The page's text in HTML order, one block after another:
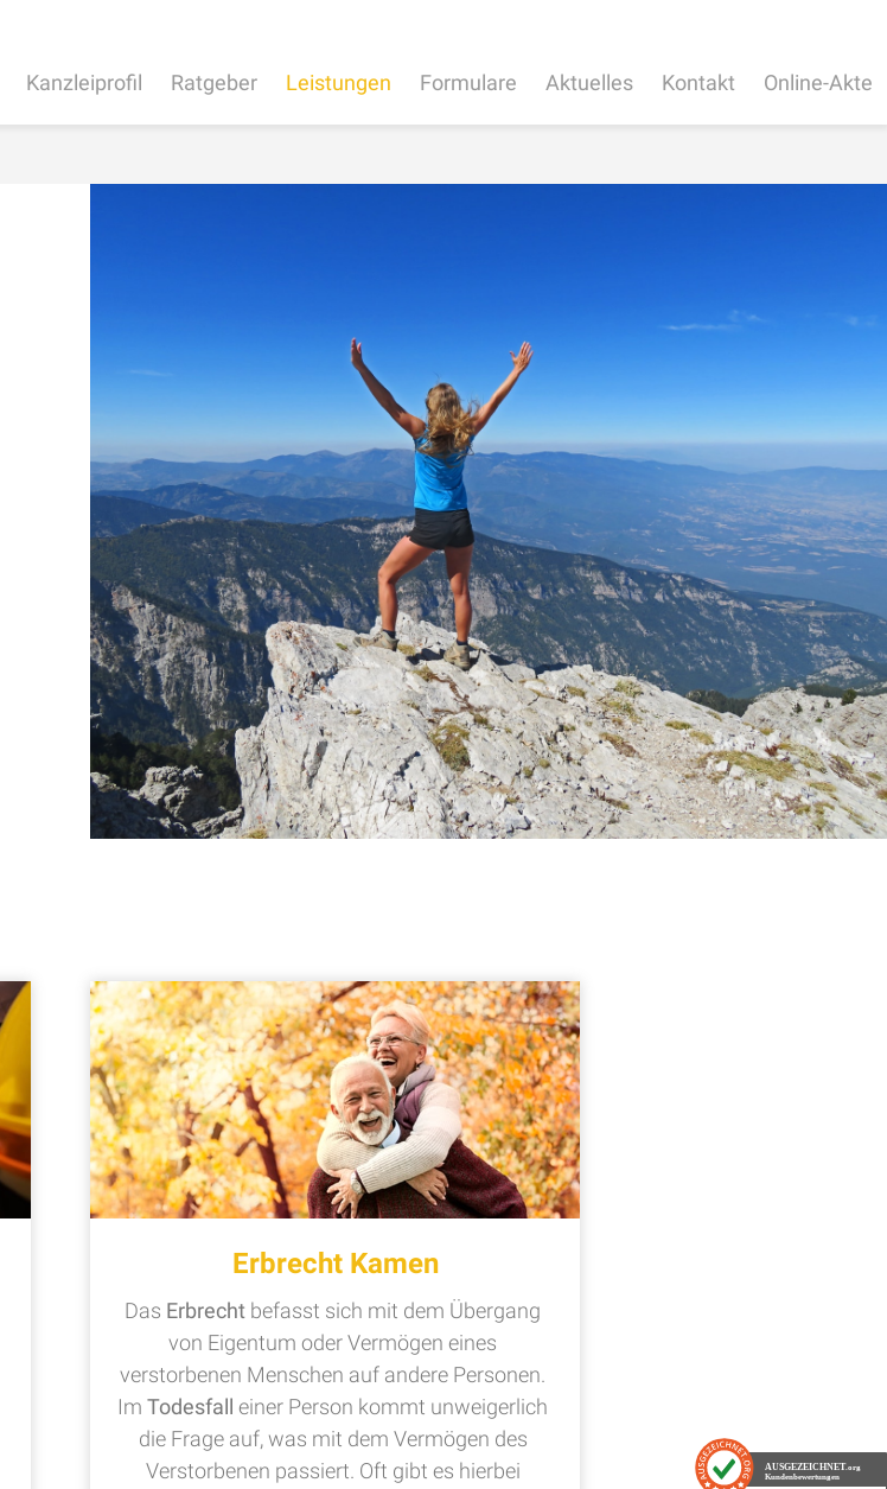
Kanzleiprofil Ratgeber Leistungen Formulare Aktuelles Kontakt Online-Akte
Erbrecht Kamen
Das Erbrecht befasst sich mit dem Übergang
von Eigentum oder Vermögen eines
verstorbenen Menschen auf andere Personen.
ImTodesfalleiner Person kommt unweigerlich
die Frage auf, was mit dem Vermögen des
Verstorbenen passiert. Oft gibt es hierbei
AUSGEZEICHNET.org
Kundenbewertungen